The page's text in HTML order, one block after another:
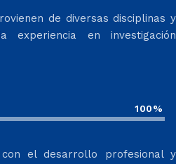
de diversas disciplinas y
experiencia en investigación
100%
con el desarrollo profesional y